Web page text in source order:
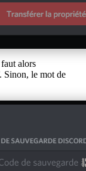
alors
Sinon, le mot de